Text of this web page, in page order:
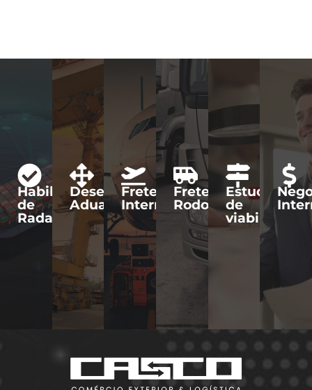
Habilitação
de
Radar
Desembaraço
Aduaneiro
Frete
Internacional
Frete
Rodoviário
Estudo
de
viabilidade